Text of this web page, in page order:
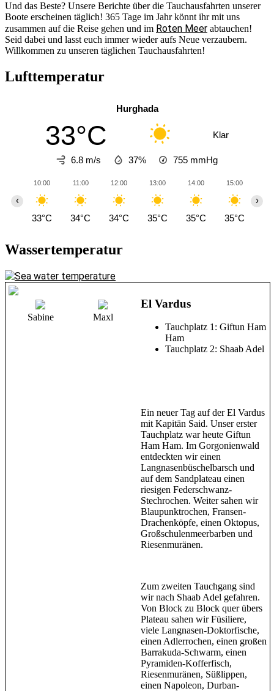
Und das Beste? Unsere Berichte über die Tauchausfahrten unserer
Boote erscheinen täglich! 365 Tage im Jahr könnt ihr mit uns
zusammen auf die Reise gehen und im Roten Meer abtauchen!
Seid dabei und lasst euch immer wieder aufs Neue verzaubern.
Willkommen zu unseren täglichen Tauchausfahrten!
Lufttemperatur
Hurghada
33°C Klar
6.8 m/s 37% 755 mmHg
10:00
33°C
11:00
34°C
12:00
34°C
13:00
35°C
14:00
35°C
15:00
35°C
‹ ›
Wassertemperatur
Sabine Maxl
El Vardus
Tauchplatz 1: Giftun Ham
Ham
Tauchplatz 2: Shaab Adel
Ein neuer Tag auf der El Vardus
mit Kapitän Said. Unser erster
Tauchplatz war heute Giftun
Ham Ham. Im Gorgonienwald
entdeckten wir einen
Langnasenbüschelbarsch und
auf dem Sandplateau einen
riesigen Federschwanz-
Stechrochen. Weiter sahen wir
Blaupunktrochen, Fransen-
Drachenköpfe, einen Oktopus,
Großschulenmeerbarben und
Riesenmuränen.
Zum zweiten Tauchgang sind
wir nach Shaab Adel gefahren.
Von Block zu Block quer übers
Plateau sahen wir Füsiliere,
viele Langnasen-Doktorfische,
einen Adlerrochen, einen großen
Barrakuda-Schwarm, einen
Pyramiden-Kofferfisch,
Riesenmuränen, Süßlippen,
einen Napoleon, Durban-